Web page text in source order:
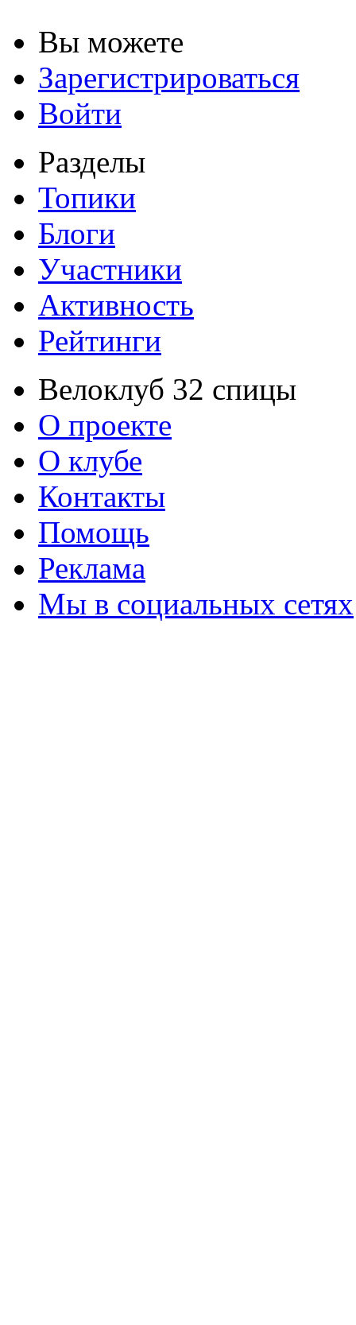
Вы можете
Зарегистрироваться
Войти
Разделы
Топики
Блоги
Участники
Активность
Рейтинги
Велоклуб 32 спицы
О проекте
О клубе
Контакты
Помощь
Реклама
Мы в социальных сетях